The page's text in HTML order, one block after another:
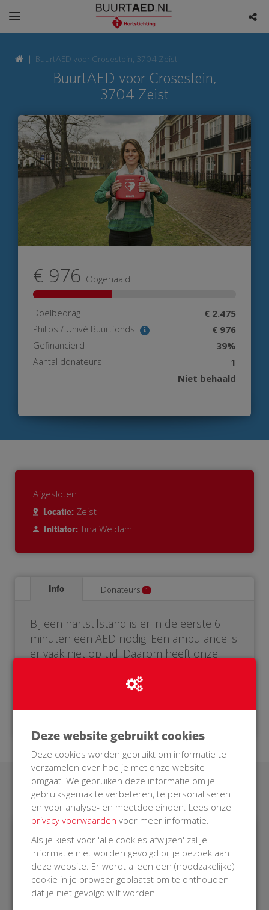
BuurtAED voor Crosestein, 3704 Zeist
BuurtAED voor Crosestein,
3704 Zeist
€ 976 Opgehaald
Doelbedrag € 2.475
Philips / Univé Buurtfonds € 976
Gefinancierd 39%
Aantal donateurs
1
Niet behaald
Afgesloten
Locatie: Zeist
Initiator: Tina Weldam
Info Donateurs 1
Bij een hartstilstand is er in de eerste 6
minuten een AED nodig. Een ambulance is
er vaak niet op tijd. Daarom heeft onze
Doneer voor onze BuurtAED!
Laatste donaties
€ 976
Philips
24 Oct 2018
Deze website gebruikt cookies
Deze cookies worden gebruikt om informatie te
verzamelen over hoe je met onze website
omgaat. We gebruiken deze informatie om je
gebruiksgemak te verbeteren, te personaliseren
en voor analyse- en meetdoeleinden. Lees onze
privacy voorwaarden voor meer informatie.
Als je kiest voor 'alle cookies afwijzen' zal je
informatie niet worden gevolgd bij je bezoek aan
deze website. Er wordt alleen een (noodzakelijke)
cookie in je browser geplaatst om te onthouden
dat je niet gevolgd wilt worden.